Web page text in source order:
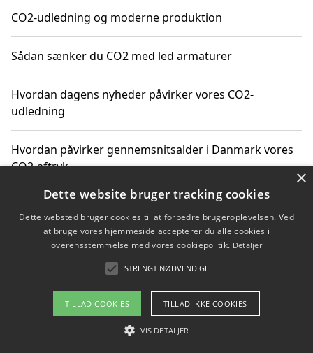
CO2-udledning og moderne produktion
Sådan sænker du CO2 med led armaturer
Hvordan dagens nyheder påvirker vores CO2-
udledning
Hvordan påvirker gennemsnitsalder i Danmark vores
CO2-aftryk
Hvordan nyheder om CO2-udledning påvirker vores
hverdag
Om / kontakt
Blog Betingelser
×
Dette website bruger tracking cookies
Dette websted bruger cookies til at forbedre brugeroplevelsen. Ved
at bruge vores hjemmeside accepterer du alle cookies i
overensstemmelse med vores cookiepolitik. Detaljer
STRENGT NØDVENDIGE
TILLAD COOKIES TILLAD IKKE COOKIES
VIS DETALJER